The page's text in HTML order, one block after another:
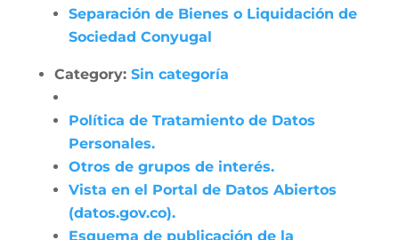
Separación de Bienes o Liquidación de
Sociedad Conyugal
Category: Sin categoría
Política de Tratamiento de Datos
Personales.
Otros de grupos de interés.
Vista en el Portal de Datos Abiertos
(datos.gov.co).
Esquema de publicación de la